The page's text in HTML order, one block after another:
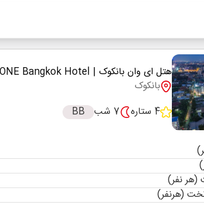
هتل ای وان بانکوک | A ONE Bangkok Hotel
بانکوک
4 ستاره
7 شب BB
نفر)
(هرنفر)